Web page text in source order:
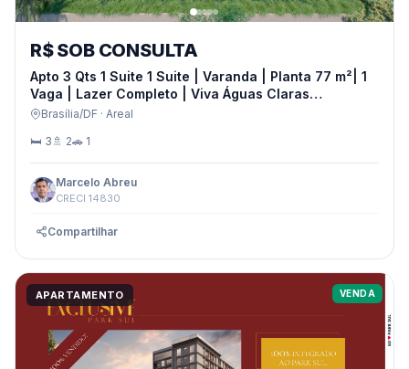
R$ SOB CONSULTA
Apto 3 Qts 1 Suite 1 Suite | Varanda | Planta 77 m²| 1
Vaga | Lazer Completo | Viva Águas Claras
Residencial Resort.
Brasília/DF · Areal
🛏 3 🚿 2🚗 1
Marcelo Abreu
CRECI 14830
Compartilhar
APARTAMENTO VENDA